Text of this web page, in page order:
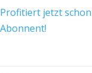
Profitiert jetzt
Abonnent!